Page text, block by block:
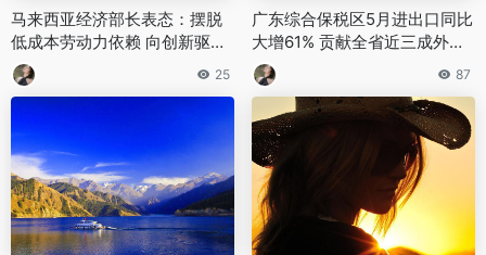
马来西亚经济部长表态：摆脱
低成本劳动力依赖 向创新驱动
型经济转型
25
广东综合保税区5月进出口同比
大增61% 贡献全省近三成外贸
增长
87